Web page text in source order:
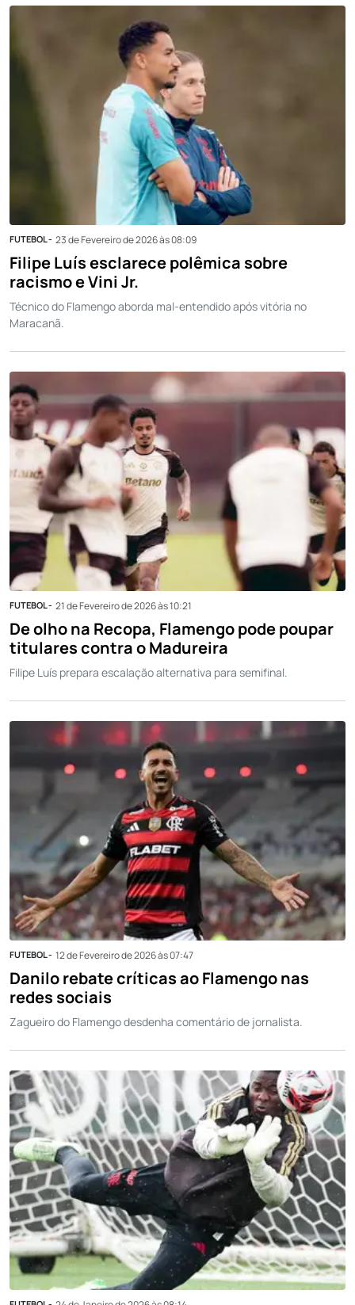
FUTEBOL - 23 de Fevereiro de 2026 às 08:09
Filipe Luís esclarece polêmica sobre
racismo e Vini Jr.
Técnico do Flamengo aborda mal-entendido após vitória no
Maracanã.
FUTEBOL - 21 de Fevereiro de 2026 às 10:21
De olho na Recopa, Flamengo pode poupar
titulares contra o Madureira
Filipe Luís prepara escalação alternativa para semifinal.
FUTEBOL - 12 de Fevereiro de 2026 às 07:47
Danilo rebate críticas ao Flamengo nas
redes sociais
Zagueiro do Flamengo desdenha comentário de jornalista.